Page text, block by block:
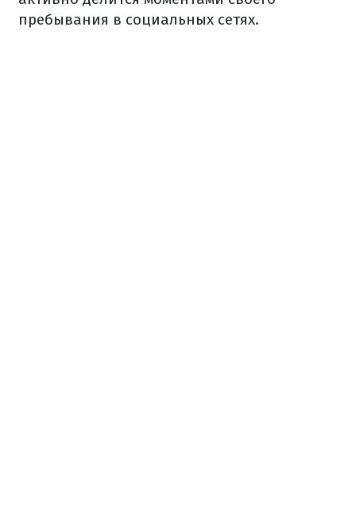
пребывания в социальных сетях.